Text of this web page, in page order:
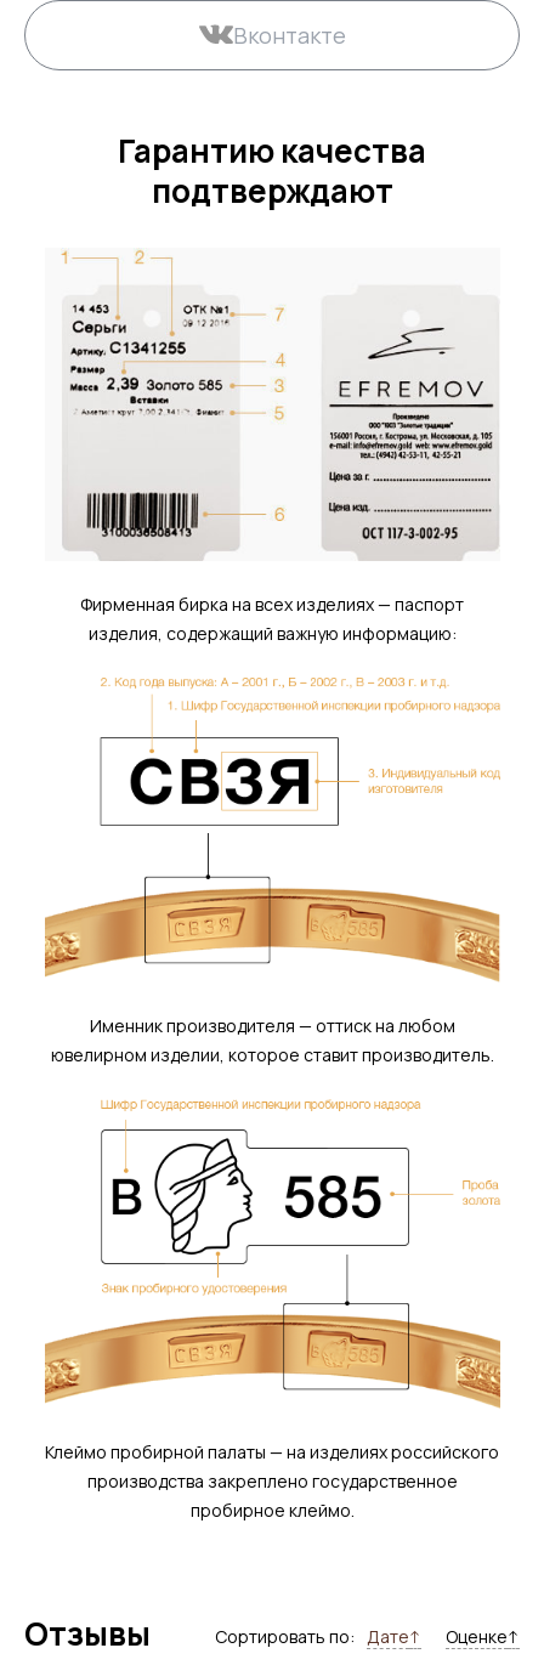
Вконтакте
Гарантию качества
подтверждают
Фирменная бирка на всех изделиях — паспорт
изделия, содержащий важную информацию:
Именник производителя — оттиск на любом
ювелирном изделии, которое ставит производитель.
Клеймо пробирной палаты — на изделиях российского
производства закреплено государственное
пробирное клеймо.
Отзывы Сортировать по: Дате↑ Оценке↑